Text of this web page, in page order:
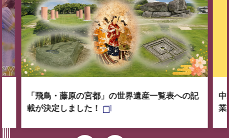
「飛鳥・藤原の宮都」の世界遺産一覧表への記
載が決定しました！
中
業